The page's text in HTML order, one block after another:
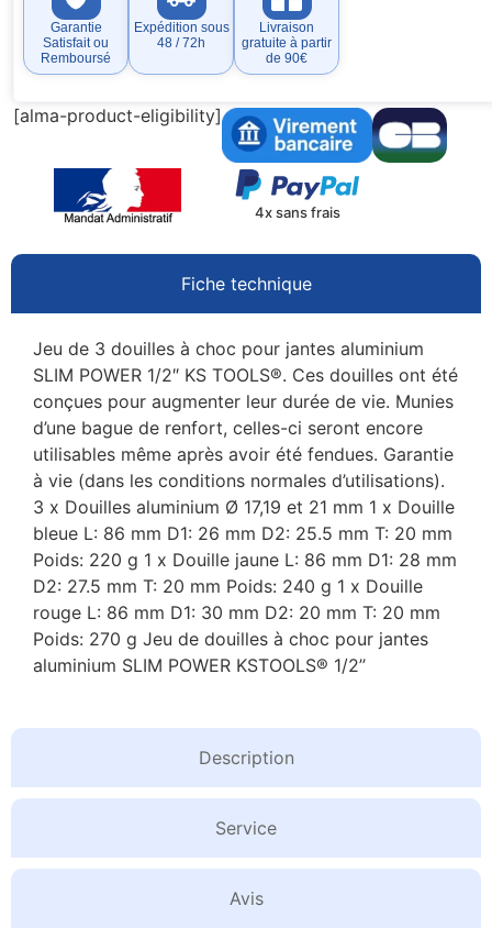
Garantie
Satisfait ou
Remboursé
Expédition sous
48 / 72h
Livraison
gratuite à partir
de 90€
[alma-product-eligibility]
4x sans frais
Fiche technique
Description
Service
Avis
Jeu de 3 douilles à choc pour jantes aluminium
SLIM POWER 1/2″ KS TOOLS®. Ces douilles ont été
conçues pour augmenter leur durée de vie. Munies
d’une bague de renfort, celles-ci seront encore
utilisables même après avoir été fendues. Garantie
à vie (dans les conditions normales d’utilisations).
3 x Douilles aluminium Ø 17,19 et 21 mm 1 x Douille
bleue L: 86 mm D1: 26 mm D2: 25.5 mm T: 20 mm
Poids: 220 g 1 x Douille jaune L: 86 mm D1: 28 mm
D2: 27.5 mm T: 20 mm Poids: 240 g 1 x Douille
rouge L: 86 mm D1: 30 mm D2: 20 mm T: 20 mm
Poids: 270 g Jeu de douilles à choc pour jantes
aluminium SLIM POWER KSTOOLS® 1/2’’